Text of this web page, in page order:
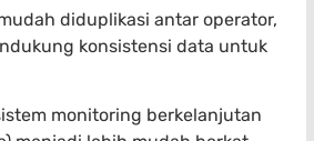
diduplikasi antar operator,
konsistensi data untuk
monitoring berkelanjutan